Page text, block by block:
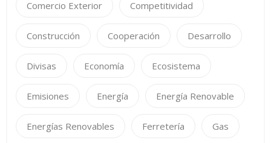
Comercio Exterior Competitividad
Construcción Cooperación Desarrollo
Divisas Economía Ecosistema
Emisiones Energía Energía Renovable
Energías Renovables Ferretería Gas